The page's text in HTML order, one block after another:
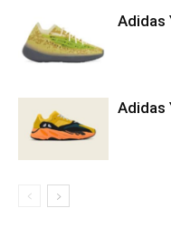
Adidas
Adidas